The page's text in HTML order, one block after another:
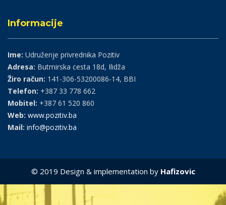
Informacije
Ime: Udruženje privrednika Pozitiv
Adresa: Butmirska cesta 18d, Ilidža
Žiro račun: 141-306-53200086-14, BBI
Telefon: +387 33 778 662
Mobitel: +387 61 520 860
Web: www.pozitiv.ba
Mail: info@pozitiv.ba
© 2019 Design & implementation by Hafizovic